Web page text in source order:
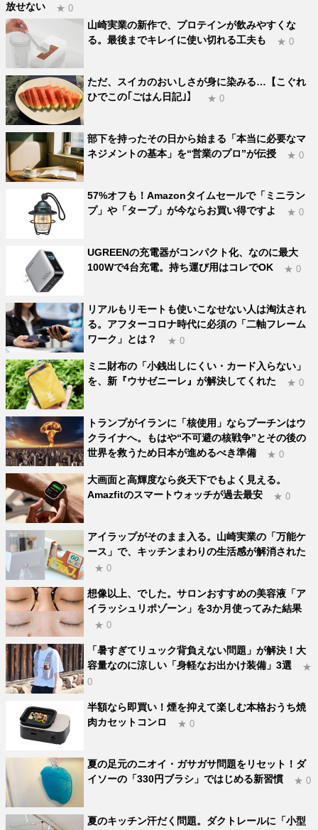
放せない
★ 0
山崎実業の新作で、プロテインが飲みやすくな
る。最後までキレイに使い切れる工夫も
★ 0
ただ、スイカのおいしさが身に染みる…【こぐれ
ひでこの｢ごはん日記｣】
★ 0
部下を持ったその日から始まる「本当に必要なマ
ネジメントの基本」を“営業のプロ”が伝授
★ 0
57%オフも！Amazonタイムセールで「ミニラン
プ」や「タープ」が今ならお買い得ですよ
★ 0
UGREENの充電器がコンパクト化、なのに最大
100Wで4台充電。持ち運び用はコレでOK
★ 0
リアルもリモートも使いこなせない人は淘汰され
る。アフターコロナ時代に必須の「二軸フレーム
ワーク」とは？
★ 0
ミニ財布の「小銭出しにくい・カード入らない」
を、新『ウサゼニーレ』が解決してくれた
★ 0
トランプがイランに「核使用」ならプーチンはウ
クライナへ。もはや“不可避の核戦争”とその後の
世界を救うため日本が進めるべき準備
★ 0
大画面と高輝度なら炎天下でもよく見える。
Amazfitのスマートウォッチが過去最安
★ 0
アイラップがそのまま入る。山崎実業の「万能ケ
ース」で、キッチンまわりの生活感が解消された
★ 0
想像以上、でした。サロンおすすめの美容液「ア
イラッシュリポゾーン」を3か月使ってみた結果
★ 0
「暑すぎてリュック背負えない問題」が解決！大
容量なのに涼しい「身軽なお出かけ装備」3選
★
0
半額なら即買い！煙を抑えて楽しむ本格おうち焼
肉カセットコンロ
★ 0
夏の足元のニオイ・ガサガサ問題をリセット！ダ
イソーの「330円ブラシ」ではじめる新習慣
★ 0
夏のキッチン汗だく問題。ダクトレールに「小型